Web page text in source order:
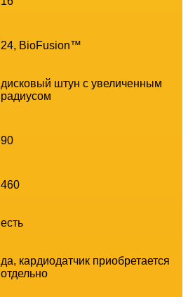
24, BioFusion™
дисковый штун с увеличенным
радиусом
90
460
есть
да, кардиодатчик приобретается
отдельно